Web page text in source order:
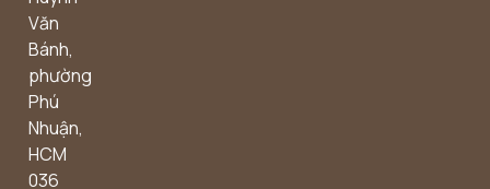
Văn
Bánh,
phường
Phú
Nhuận,
HCM
036